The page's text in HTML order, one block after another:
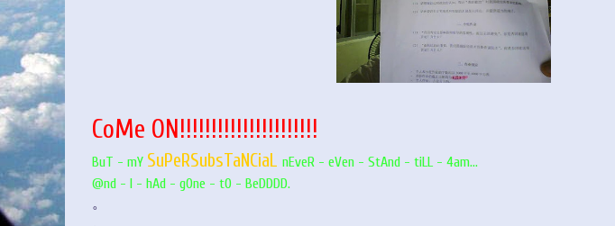
CoMe ON!!!!!!!!!!!!!!!!!!!!!!
BuT - mY SuPeRSubsTaNCiaL nEveR - eVen - StAnd - tiLL - 4am...
@nd - I - hAd - gOne - tO - BeDDDD.
。